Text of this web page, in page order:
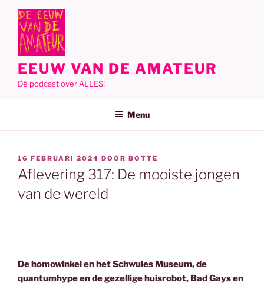
inhoud
EEUW VAN DE AMATEUR
Dé podcast over ALLES!
Menu
GEPLAATST
OP
16 FEBRUARI 2024 DOOR BOTTE
Aflevering 317: De mooiste jongen
van de wereld
De homowinkel en het Schwules Museum, de
quantumhype en de gezellige huisrobot, Bad Gays en